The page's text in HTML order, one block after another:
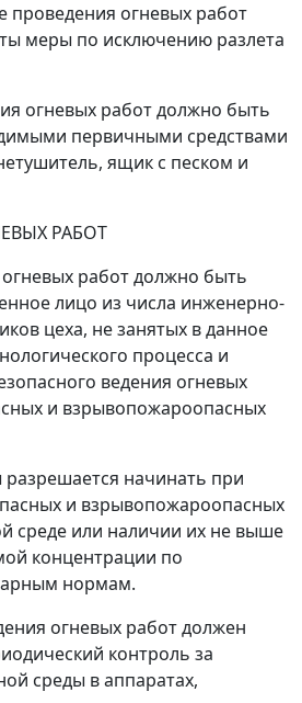
проведения огневых работ
меры по исключению разлета
огневых работ должно быть
первичными средствами
ящик с песком и
РАБОТ
работ должно быть
лицо из числа инженерно-
цеха, не занятых в данное
процесса и
ведения огневых
и взрывопожароопасных
начинать при
и взрывопожароопасных
среде или наличии их не выше
концентрации по
нормам.
огневых работ должен
контроль за
среды в аппаратах,